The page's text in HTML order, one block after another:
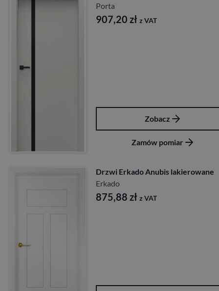
Porta
907,20 zł z VAT
Zobacz
Zamów pomiar
Drzwi Erkado Anubis lakierowane
Erkado
875,88 zł z VAT